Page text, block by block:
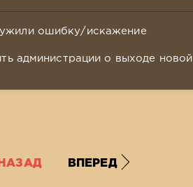
ошибку/искажение
администрации о выходе новой
НАЗАД ВПЕРЕД